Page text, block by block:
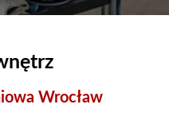
Wrocław